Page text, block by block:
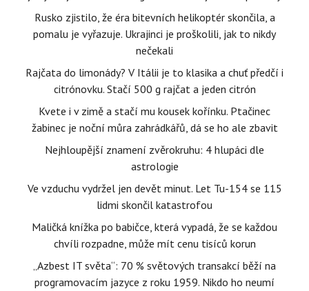
Rusko zjistilo, že éra bitevních helikoptér skončila, a
pomalu je vyřazuje. Ukrajinci je proškolili, jak to nikdy
nečekali
Rajčata do limonády? V Itálii je to klasika a chuť předčí i
citrónovku. Stačí 500 g rajčat a jeden citrón
Kvete i v zimě a stačí mu kousek kořínku. Ptačinec
žabinec je noční můra zahrádkářů, dá se ho ale zbavit
Nejhloupější znamení zvěrokruhu: 4 hlupáci dle
astrologie
Ve vzduchu vydržel jen devět minut. Let Tu-154 se 115
lidmi skončil katastrofou
Maličká knížka po babičce, která vypadá, že se každou
chvíli rozpadne, může mít cenu tisíců korun
„Azbest IT světa“: 70 % světových transakcí běží na
programovacím jazyce z roku 1959. Nikdo ho neumí